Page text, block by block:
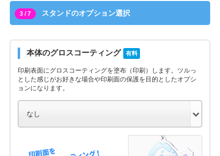
3 / 7 スタンドのオプション選択
本体のグロスコーティング 有料
印刷表面にグロスコーティングを塗布（印刷）します。ツルっ
とした感じがお好きな場合や印刷面の保護を目的としたオプシ
ョンになります。